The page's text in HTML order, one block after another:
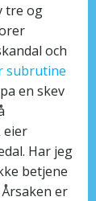
tre og
och
subrutine
en skev
eier
Har jeg
betjene
er